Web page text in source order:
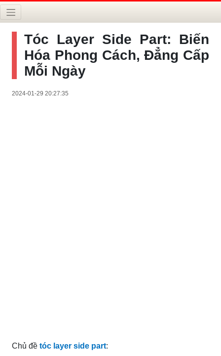
Tóc Layer Side Part: Biến
Hóa Phong Cách, Đẳng Cấp
Mỗi Ngày
2024-01-29 20:27:35
Chủ đề tóc layer side part: